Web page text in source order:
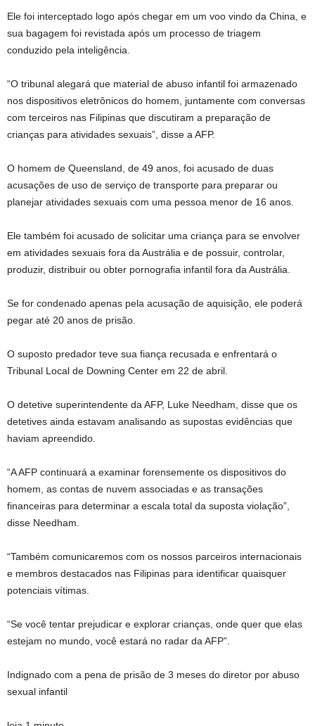
Ele foi interceptado logo após chegar em um voo vindo da China, e
sua bagagem foi revistada após um processo de triagem
conduzido pela inteligência.
“O tribunal alegará que material de abuso infantil foi armazenado
nos dispositivos eletrônicos do homem, juntamente com conversas
com terceiros nas Filipinas que discutiram a preparação de
crianças para atividades sexuais”, disse a AFP.
O homem de Queensland, de 49 anos, foi acusado de duas
acusações de uso de serviço de transporte para preparar ou
planejar atividades sexuais com uma pessoa menor de 16 anos.
Ele também foi acusado de solicitar uma criança para se envolver
em atividades sexuais fora da Austrália e de possuir, controlar,
produzir, distribuir ou obter pornografia infantil fora da Austrália.
Se for condenado apenas pela acusação de aquisição, ele poderá
pegar até 20 anos de prisão.
O suposto predador teve sua fiança recusada e enfrentará o
Tribunal Local de Downing Center em 22 de abril.
O detetive superintendente da AFP, Luke Needham, disse que os
detetives ainda estavam analisando as supostas evidências que
haviam apreendido.
“A AFP continuará a examinar forensemente os dispositivos do
homem, as contas de nuvem associadas e as transações
financeiras para determinar a escala total da suposta violação”,
disse Needham.
“Também comunicaremos com os nossos parceiros internacionais
e membros destacados nas Filipinas para identificar quaisquer
potenciais vítimas.
“Se você tentar prejudicar e explorar crianças, onde quer que elas
estejam no mundo, você estará no radar da AFP”.
Indignado com a pena de prisão de 3 meses do diretor por abuso
sexual infantil